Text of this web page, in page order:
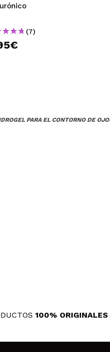
(7)
PARA EL CONTORNO DE
100% ORIGINALES